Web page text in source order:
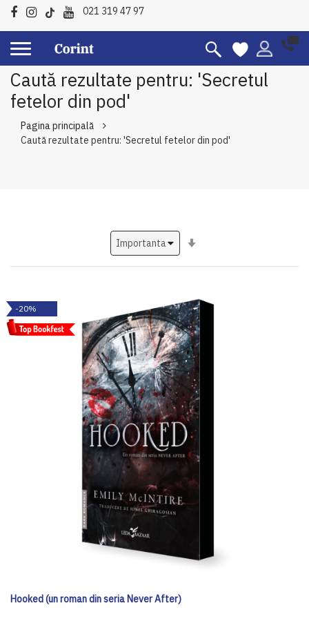
021 319 47 97
Caută rezultate pentru: 'Secretul
fetelor din pod'
Pagina principală
Caută rezultate pentru: 'Secretul fetelor din pod'
-20%
Hooked (un roman din seria Never After)